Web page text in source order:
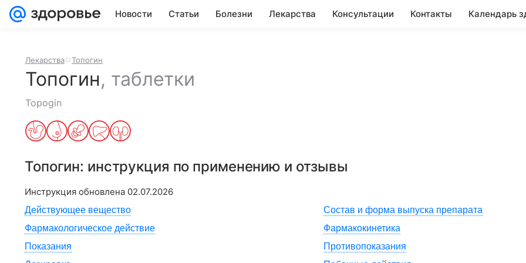
Новости Статьи Болезни Лекарства Консультации Контакты Календарь
Лекарства Топогин
Топогин, таблетки
Topogin
Топогин: инструкция по применению и отзывы
Инструкция обновлена 02.07.2026
Действующее вещество
Состав и форма выпуска препарата
Фармакологическое действие
Фармакокинетика
Показания
Противопоказания